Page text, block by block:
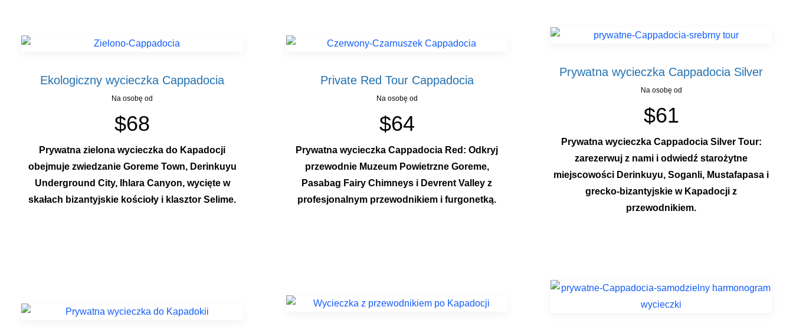
Ekologiczny wycieczka Cappadocia
Na osobę od
$68
Prywatna zielona wycieczka do Kapadocji
obejmuje zwiedzanie Goreme Town, Derinkuyu
Underground City, Ihlara Canyon, wycięte w
skałach bizantyjskie kościoły i klasztor Selime.
Private Red Tour Cappadocia
Na osobę od
$64
Prywatna wycieczka Cappadocia Red: Odkryj
przewodnie Muzeum Powietrzne Goreme,
Pasabag Fairy Chimneys i Devrent Valley z
profesjonalnym przewodnikiem i furgonetką.
Prywatna wycieczka Cappadocia Silver
Na osobę od
$61
Prywatna wycieczka Cappadocia Silver Tour:
zarezerwuj z nami i odwiedź starożytne
miejscowości Derinkuyu, Soganli, Mustafapasa i
grecko-bizantyjskie w Kapadocji z
przewodnikiem.